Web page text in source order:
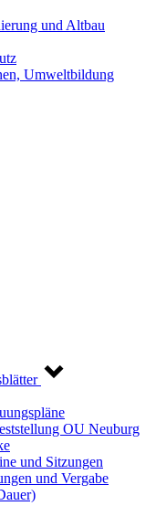
und Altbau
Umweltbildung
OU Neuburg
und Sitzungen
und Vergabe